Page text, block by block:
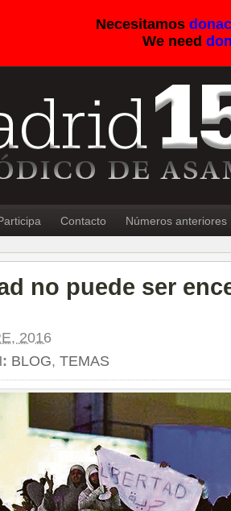
Necesitamos
We need
Contacto Números anteriores
no puede ser
2016
BLOG, TEMAS